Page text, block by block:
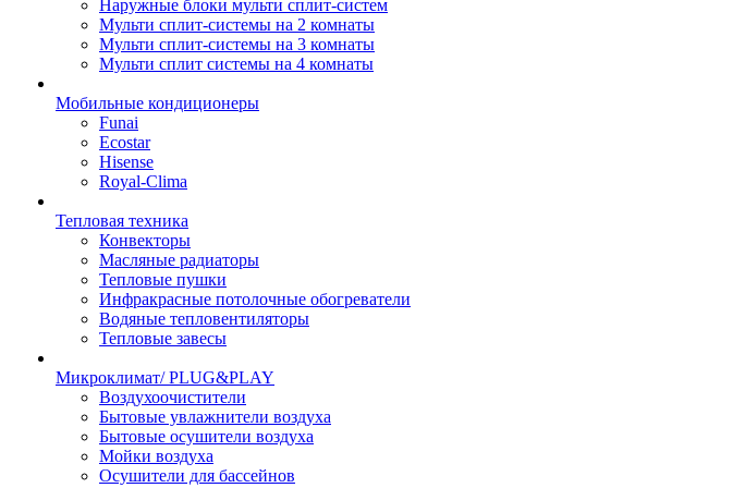
Наружные блоки мульти сплит-систем
Мульти сплит-системы на 2 комнаты
Мульти сплит-системы на 3 комнаты
Мульти сплит системы на 4 комнаты
Мобильные кондиционеры
Funai
Ecostar
Hisense
Royal-Clima
Тепловая техника
Конвекторы
Масляные радиаторы
Тепловые пушки
Инфракрасные потолочные обогреватели
Водяные тепловентиляторы
Тепловые завесы
Микроклимат/ PLUG&PLAY
Воздухоочистители
Бытовые увлажнители воздуха
Бытовые осушители воздуха
Мойки воздуха
Осушители для бассейнов